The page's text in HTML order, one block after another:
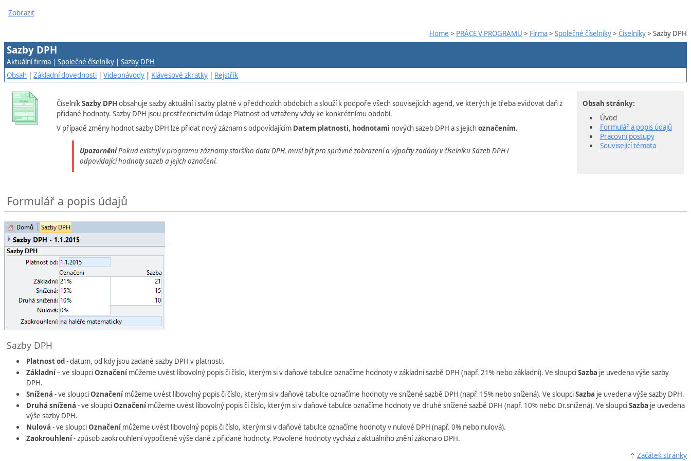
Zobrazit
Home > PRÁCE V PROGRAMU > Firma> Společné číselníky> Číselníky> Sazby DPH
Sazby DPH
Aktuální firma | Společné číselníky | Sazby DPH
Obsah |Základní dovednosti |Videonávody | Klávesové zkratky | Rejstřík
ČíselníkSazby DPH obsahuje sazby aktuální i sazby platné v předchozích obdobích a slouží k podpoře všech souvisejících agend, ve kterých je třeba evidovat daň z
přidané hodnoty. Sazby DPH jsou prostřednictvím údaje Platnost od vztaženy vždy ke konkrétnímu období.
V případě změny hodnot sazby DPH lze přidat nový záznam s odpovídajícím Datem platnosti, hodnotami nových sazeb DPH a s jejichoznačením.
UpozorněníPokud existují v programu záznamy staršího data DPH, musí být pro správné zobrazení a výpočty zadány v číselníku Sazeb DPH i
odpovídající hodnoty sazeb a jejich označení.
Obsah stránky:
Úvod
Formulář a popis údajů
Pracovní postupy
Související témata
Formulář a popis údajů
Sazby DPH
Platnost od- datum, od kdy jsou zadané sazby DPH v platnosti.
Základní– ve sloupciOznačenímůžeme uvést libovolný popis či číslo, kterým si v daňové tabulce označíme hodnoty v základní sazbě DPH (např. 21% nebo základní). Ve sloupciSazba je uvedena výše sazby
DPH.
Snížená - ve sloupciOznačenímůžeme uvést libovolný popis či číslo, kterým si v daňové tabulce označíme hodnoty ve snížené sazbě DPH (např. 15% nebo snížená). Ve sloupciSazba je uvedena výše sazby DPH.
Druhá snížená - ve sloupciOznačenímůžeme uvést libovolný popis či číslo, kterým si v daňové tabulce označíme hodnoty ve druhé snížené sazbě DPH (např. 10% nebo Dr.snížená). Ve sloupciSazba je uvedena
výše sazby DPH.
Nulová - ve sloupciOznačenímůžeme uvést libovolný popis či číslo, kterým si v daňové tabulce označíme hodnoty v nulové DPH (např. 0% nebo nulová).
Zaokrouhlení- způsob zaokrouhlení vypočtené výše daně z přidané hodnoty. Povolené hodnoty vychází z aktuálního znění zákona o DPH.
Začátek stránky